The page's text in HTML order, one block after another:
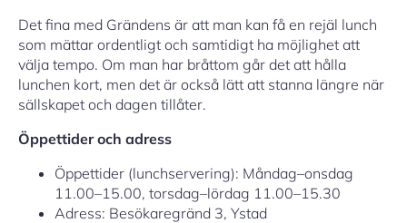
Det fina med Grändens är att man kan få en rejäl lunch
som mättar ordentligt och samtidigt ha möjlighet att
välja tempo. Om man har bråttom går det att hålla
lunchen kort, men det är också lätt att stanna längre när
sällskapet och dagen tillåter.
Öppettider och adress
Öppettider (lunchservering): Måndag–onsdag
11.00–15.00, torsdag–lördag 11.00–15.30
Adress: Besökaregränd 3, Ystad